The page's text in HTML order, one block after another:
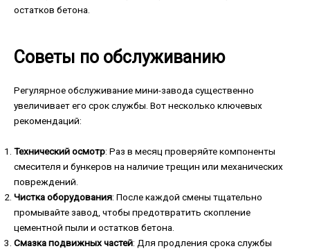
остатков бетона.
Советы по обслуживанию
Регулярное обслуживание мини-завода существенно
увеличивает его срок службы. Вот несколько ключевых
рекомендаций:
Технический осмотр: Раз в месяц проверяйте компоненты
смесителя и бункеров на наличие трещин или механических
повреждений.
Чистка оборудования: После каждой смены тщательно
промывайте завод, чтобы предотвратить скопление
цементной пыли и остатков бетона.
Смазка подвижных частей: Для продления срока службы